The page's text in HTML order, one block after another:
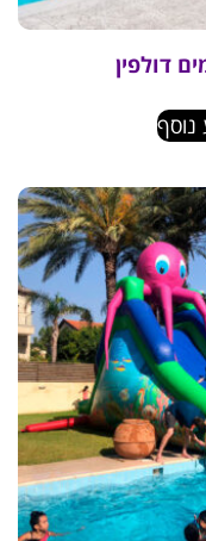
דולפין
נוסף